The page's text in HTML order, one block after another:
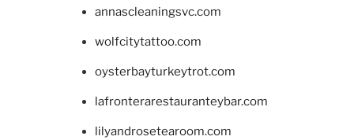
annascleaningsvc.com
wolfcitytattoo.com
oysterbayturkeytrot.com
lafronterarestauranteybar.com
lilyandrosetearoom.com